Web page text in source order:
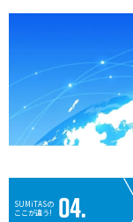
SUMiTASの
ここが違う!